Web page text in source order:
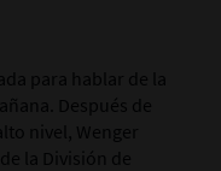
para hablar de la
Después de
nivel, Wenger
la División de